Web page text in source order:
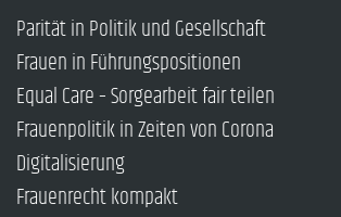
Parität in Politik und Gesellschaft
Frauen in Führungspositionen
Equal Care – Sorgearbeit fair teilen
Frauenpolitik in Zeiten von Corona
Digitalisierung
Frauenrecht kompakt